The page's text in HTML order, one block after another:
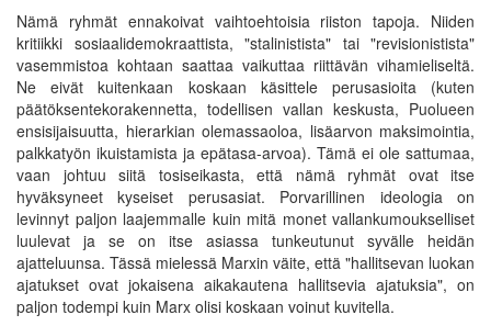
Nämä ryhmät ennakoivat vaihtoehtoisia riiston tapoja. Niiden
kritiikki sosiaalidemokraattista, "stalinistista" tai "revisionistista"
vasemmistoa kohtaan saattaa vaikuttaa riittävän vihamieliseltä.
Ne eivät kuitenkaan koskaan käsittele perusasioita (kuten
päätöksentekorakennetta, todellisen vallan keskusta, Puolueen
ensisijaisuutta, hierarkian olemassaoloa, lisäarvon maksimointia,
palkkatyön ikuistamista ja epätasa-arvoa). Tämä ei ole sattumaa,
vaan johtuu siitä tosiseikasta, että nämä ryhmät ovat itse
hyväksyneet kyseiset perusasiat. Porvarillinen ideologia on
levinnyt paljon laajemmalle kuin mitä monet vallankumoukselliset
luulevat ja se on itse asiassa tunkeutunut syvälle heidän
ajatteluunsa. Tässä mielessä Marxin väite, että "hallitsevan luokan
ajatukset ovat jokaisena aikakautena hallitsevia ajatuksia", on
paljon todempi kuin Marx olisi koskaan voinut kuvitella.